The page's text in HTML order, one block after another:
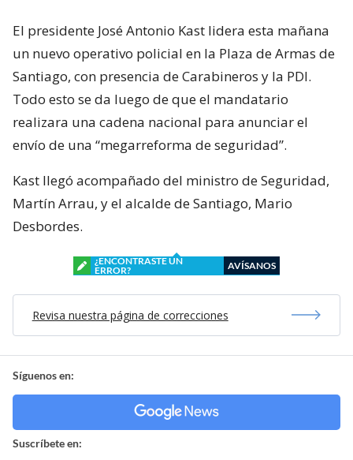
El presidente José Antonio Kast lidera esta mañana
un nuevo operativo policial en la Plaza de Armas de
Santiago, con presencia de Carabineros y la PDI.
Todo esto se da luego de que el mandatario
realizara una cadena nacional para anunciar el
envío de una “megarreforma de seguridad”.
Kast llegó acompañado del ministro de Seguridad,
Martín Arrau, y el alcalde de Santiago, Mario
Desbordes.
¿ENCONTRASTE UN
ERROR?
AVÍSANOS
Revisa nuestra página de correcciones
Síguenos en:
Suscríbete en: